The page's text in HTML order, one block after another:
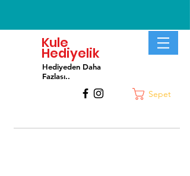
Kule
Hediyelik
Hediyeden Daha
Fazlası..
Sepet